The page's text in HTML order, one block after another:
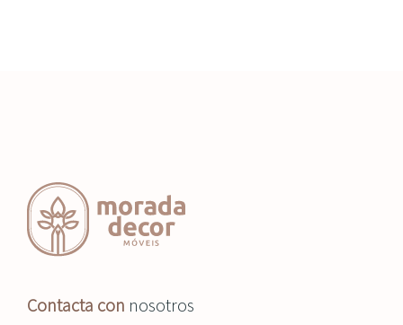
Contacta con nosotros